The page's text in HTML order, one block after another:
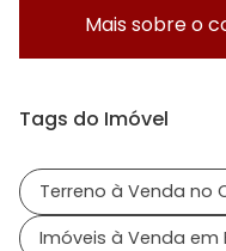
Mais sobre o
Tags do Imóvel
Terreno à Venda no
Imóveis à Venda em